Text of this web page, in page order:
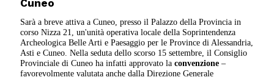
Cuneo
Sarà a breve attiva a Cuneo, presso il Palazzo della Provincia in
corso Nizza 21, un'unità operativa locale della Soprintendenza
Archeologica Belle Arti e Paesaggio per le Province di Alessandria,
Asti e Cuneo. Nella seduta dello scorso 15 settembre, il Consiglio
Provinciale di Cuneo ha infatti approvato laconvenzione –
favorevolmente valutata anche dalla Direzione Generale